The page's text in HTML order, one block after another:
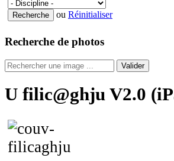
ou Réinitialiser
Recherche de photos
Valider
U filic@ghju V2.0